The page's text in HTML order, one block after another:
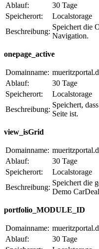
Ablauf:
30 Tage
Speicherort:
Localstorage
Beschreibung:
Speichert die
Navigation.
onepage_active
Domainname:
Ablauf:
30 Tage
Speicherort:
Localstorage
Beschreibung:
Speichert,
Seite ist.
view_isGrid
Domainname:
Ablauf:
30 Tage
Speicherort:
Localstorage
Beschreibung:
Speichert die
Demo
portfolio_MODULE_ID
Domainname:
Ablauf:
30 Tage